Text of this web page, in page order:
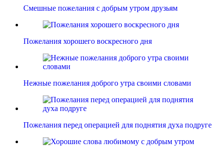
Смешные пожелания с добрым утром друзьям
Пожелания хорошего воскресного дня
Нежные пожелания доброго утра своими словами
Пожелания перед операцией для поднятия духа подруге